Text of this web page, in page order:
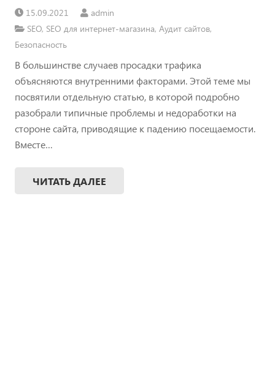
15.09.2021
admin
SEO, SEO для интернет-магазина, Аудит сайтов,
Безопасность
В большинстве случаев просадки трафика
объясняются внутренними факторами. Этой теме мы
посвятили отдельную статью, в которой подробно
разобрали типичные проблемы и недоработки на
стороне сайта, приводящие к падению посещаемости.
Вместе…
ЧИТАТЬ ДАЛЕЕ